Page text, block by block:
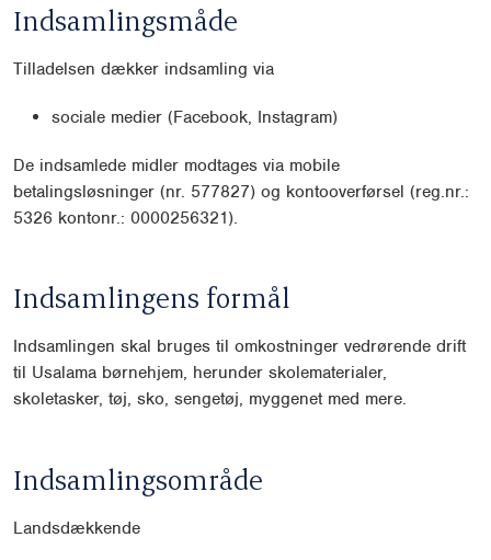
Indsamlingsmåde
Tilladelsen dækker indsamling via
sociale medier (Facebook, Instagram)
De indsamlede midler modtages via mobile
betalingsløsninger (nr. 577827) og kontooverførsel (reg.nr.:
5326 kontonr.: 0000256321).
Indsamlingens formål
Indsamlingen skal bruges til omkostninger vedrørende drift
til Usalama børnehjem, herunder skolematerialer,
skoletasker, tøj, sko, sengetøj, myggenet med mere.
Indsamlingsområde
Landsdækkende